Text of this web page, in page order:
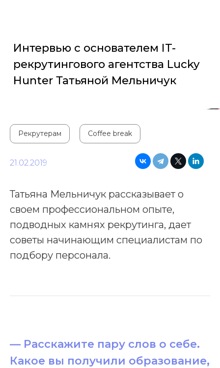
Рекрутерам Coffee break
21.02.2019
Татьяна Мельничук рассказывает о
своем профессиональном опыте,
подводных камнях рекрутинга, дает
советы начинающим специалистам по
подбору персонала.
— Расскажите пару слов о себе.
Какое вы получили образование,